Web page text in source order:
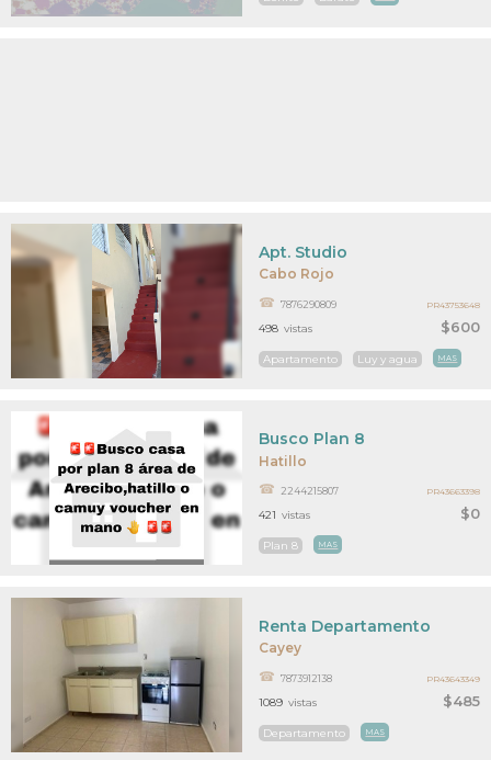
Cabo Rojo
$600
Apt. Studio
7876290809
Apartamento Luy y agua MAS
498 vistas
PR43753648
Hatillo
$0
Busco Plan 8
2244215807
Plan 8 MAS
421 vistas
PR43663398
Cayey
$485
Renta Departamento
7873912138
Departamento MAS
1089 vistas
PR43643349